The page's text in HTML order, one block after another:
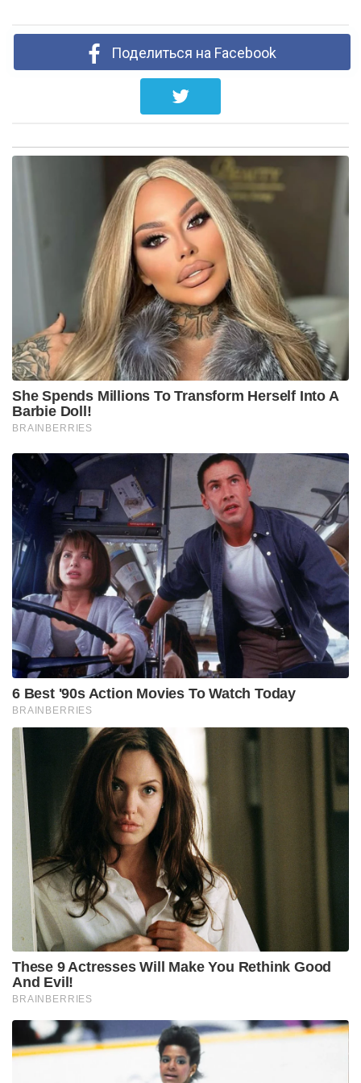
Поделиться на Facebook